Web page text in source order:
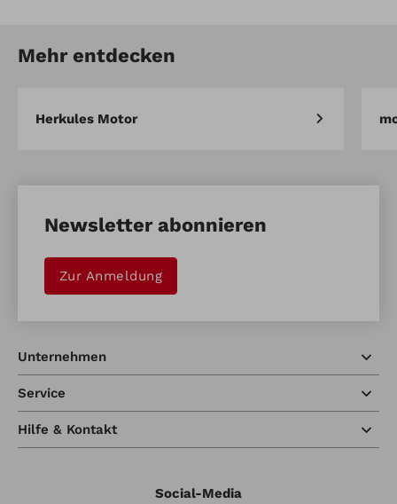
Mehr entdecken
Herkules Motor
Newsletter abonnieren
Zur Anmeldung
Unternehmen
Service
Hilfe & Kontakt
Social-Media